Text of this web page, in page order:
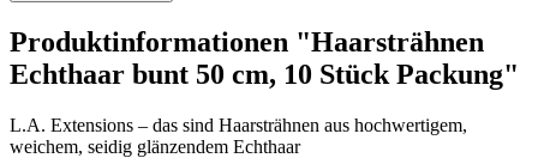
Produktinformationen "Haarsträhnen
Echthaar bunt 50 cm, 10 Stück Packung"
L.A. Extensions – das sind Haarsträhnen aus hochwertigem,
weichem, seidig glänzendem Echthaar